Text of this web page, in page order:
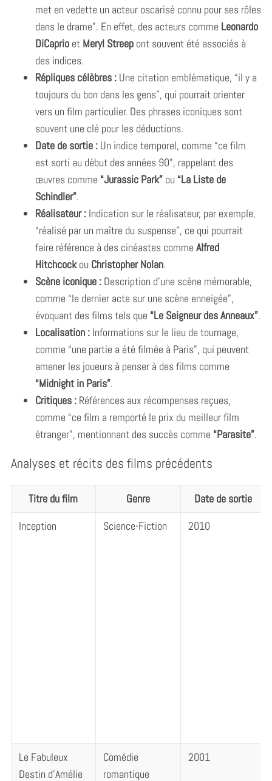
met en vedette un acteur oscarisé connu pour ses rôles
dans le drame”. En effet, des acteurs comme Leonardo
DiCaprioet Meryl Streepont souvent été associés à
des indices.
Répliques célèbres :Une citation emblématique, “il y a
toujours du bon dans les gens”, qui pourrait orienter
vers un film particulier. Des phrases iconiques sont
souvent une clé pour les déductions.
Date de sortie :Un indice temporel, comme “ce film
est sorti au début des années 90”, rappelant des
œuvres comme “Jurassic Park”ou “La Liste de
Schindler”.
Réalisateur :Indication sur le réalisateur, par exemple,
“réalisé par un maître du suspense”, ce qui pourrait
faire référence à des cinéastes comme Alfred
Hitchcockou Christopher Nolan.
Scène iconique :Description d’une scène mémorable,
comme “le dernier acte sur une scène enneigée”,
évoquant des films tels que “Le Seigneur des Anneaux”.
Localisation :Informations sur le lieu de tournage,
comme “une partie a été filmée à Paris”, qui peuvent
amener les joueurs à penser à des films comme
“Midnight in Paris”.
Critiques :Références aux récompenses reçues,
comme “ce film a remporté le prix du meilleur film
étranger”, mentionnant des succès comme “Parasite”.
Analyses et récits des films précédents
Titre du film Genre
Date de sortie
Inception
Science-Fiction 2010
Le Fabuleux
Destin d’Amélie
Comédie
romantique
2001